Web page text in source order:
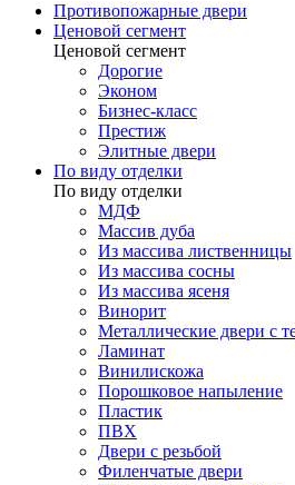
Противопожарные двери
Ценовой сегмент
Ценовой сегмент
Дорогие
Эконом
Бизнес-класс
Престиж
Элитные двери
По виду отделки
По виду отделки
МДФ
Массив дуба
Из массива лиственницы
Из массива сосны
Из массива ясеня
Винорит
Металлические двери с
Ламинат
Винилискожа
Порошковое напыление
Пластик
ПВХ
Двери с резьбой
Филенчатые двери